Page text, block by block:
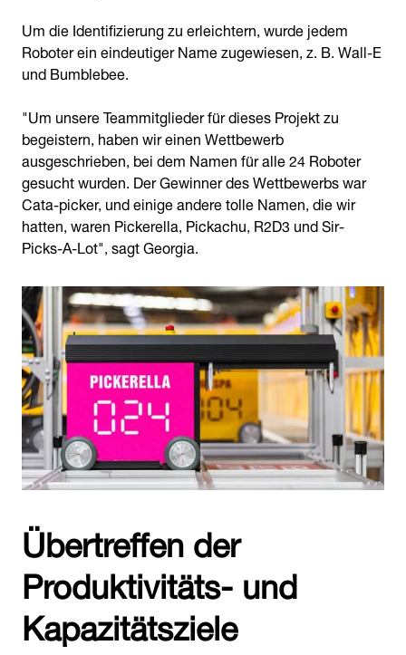
Um die Identifizierung zu erleichtern, wurde jedem
Roboter ein eindeutiger Name zugewiesen, z. B. Wall-E
und Bumblebee.
"Um unsere Teammitglieder für dieses Projekt zu
begeistern, haben wir einen Wettbewerb
ausgeschrieben, bei dem Namen für alle 24 Roboter
gesucht wurden. Der Gewinner des Wettbewerbs war
Cata-picker, und einige andere tolle Namen, die wir
hatten, waren Pickerella, Pickachu, R2D3 und Sir-
Picks-A-Lot", sagt Georgia.
Übertreffen der
Produktivitäts- und
Kapazitätsziele